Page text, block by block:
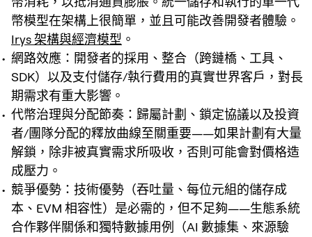
幣模型在架構上很簡單，並且可能改善開發者體驗。
Irys 架構與經濟模型 。
網路效應：開發者的採用、整合（跨鏈橋、工具、
SDK）以及支付儲存/執行費用的真實世界客戶，對長
期需求有重大影響。
代幣治理與分配節奏：歸屬計劃、鎖定協議以及投資
者/團隊分配的釋放曲線至關重要——如果計劃有大量
解鎖，除非被真實需求所吸收，否則可能會對價格造
成壓力。
競爭優勢：技術優勢（吞吐量、每位元組的儲存成
本、EVM 相容性）是必需的，但不足夠——生態系統
合作夥伴關係和獨特數據用例（AI 數據集、來源驗